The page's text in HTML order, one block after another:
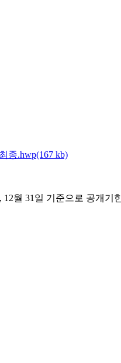
종.hwp(167 kb)
월 31일 기준으로 공개기